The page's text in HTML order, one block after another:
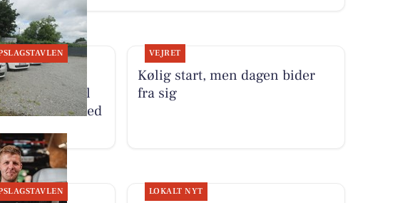
personbil
måneden med
VEJRET
Kølig start, men dagen bider
fra sig
LOKALT NYT